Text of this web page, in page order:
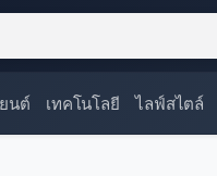
นต์ เทคโนโลยี ไลฟ์สไตล์